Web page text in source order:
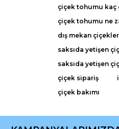
çiçek tohumu
çiçek tohumu ne
dış mekan
saksıda yetişen
saksıda yetişen
çiçek sipariş
çiçek bakımı